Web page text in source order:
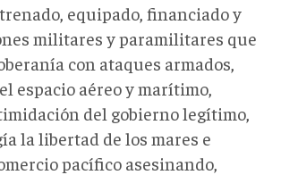
equipado, financiado y
militares y paramilitares que
con ataques armados,
espacio aéreo y marítimo,
del gobierno legítimo,
la libertad de los mares e
pacífico asesinando,